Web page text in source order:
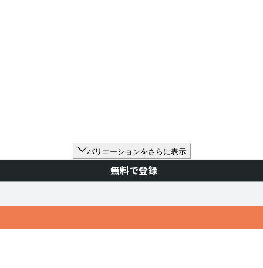
バリエーションをさらに表示
無料で登録